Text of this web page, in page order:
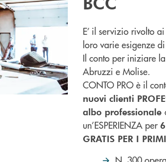
E’ il servizio rivolto
loro varie esigenze
Il conto per iniziare
Abruzzi e Molise.
CONTO PRO è il
nuovi clienti
albo professionale
un’ESPERIENZA per
GRATIS PER I